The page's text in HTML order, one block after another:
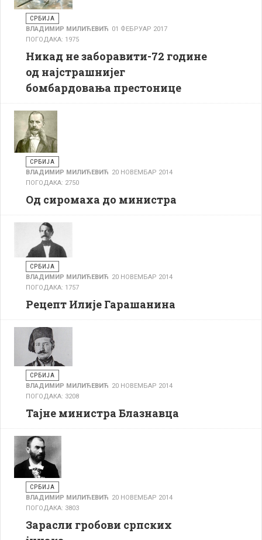
СРБИЈА
ВЛАДИМИР МИЛИЋЕВИЋ 01 ФЕБРУАР 2017
ПОГОДАКА: 1975
Никад не заборавити-72 године
од најстрашнијег
бомбардовања престонице
СРБИЈА
ВЛАДИМИР МИЛИЋЕВИЋ 20 НОВЕМБАР 2014
ПОГОДАКА: 2750
Од сиромаха до министра
СРБИЈА
ВЛАДИМИР МИЛИЋЕВИЋ 20 НОВЕМБАР 2014
ПОГОДАКА: 1757
Рецепт Илије Гарашанина
СРБИЈА
ВЛАДИМИР МИЛИЋЕВИЋ 20 НОВЕМБАР 2014
ПОГОДАКА: 3208
Тајне министра Блазнавца
СРБИЈА
ВЛАДИМИР МИЛИЋЕВИЋ 20 НОВЕМБАР 2014
ПОГОДАКА: 3803
Зарасли гробови српских